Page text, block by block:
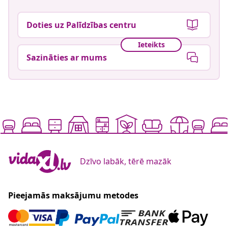
Doties uz Palīdzības centru
Ieteikts
Sazināties ar mums
Dzīvo labāk, tērē mazāk
Pieejamās maksājumu metodes